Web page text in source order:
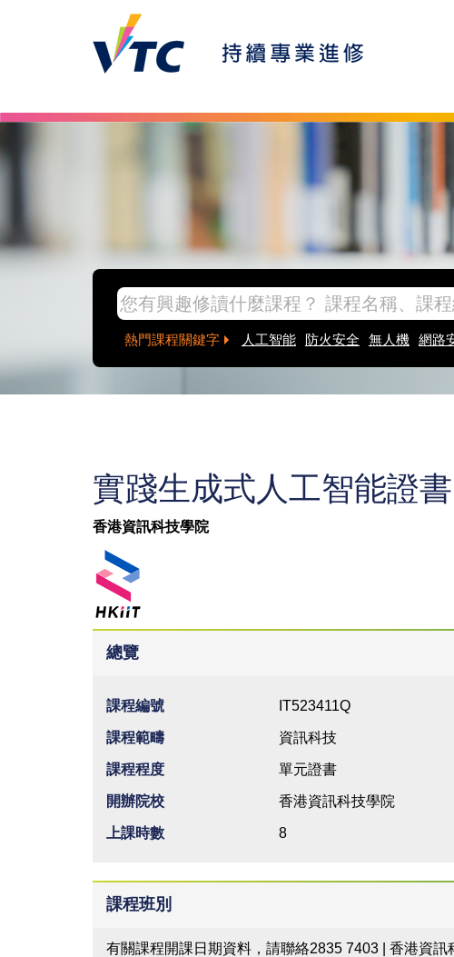
Skip to main content
熱門課程關鍵字 人工智能 防火安全 無人機 網路
實踐生成式人工智能證
香港資訊科技學院
總覽
課程編號 IT523411Q
課程範疇 資訊科技
課程程度 單元證書
開辦院校 香港資訊科技學院
上課時數 8
課程班別
有關課程開課日期資料，請聯絡2835 7403 | 香港資訊